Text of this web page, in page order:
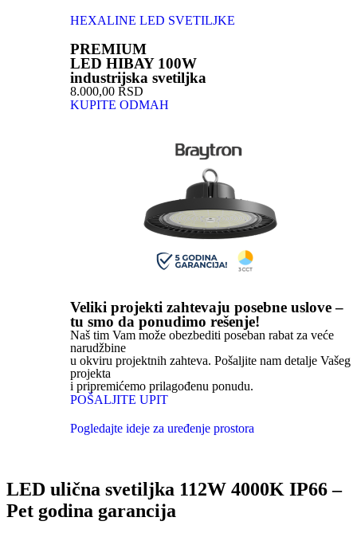
HEXALINE LED SVETILJKE
PREMIUM
LED HIBAY 100W
industrijska svetiljka
8.000,00 RSD
KUPITE ODMAH
Veliki projekti zahtevaju posebne uslove –
tu smo da ponudimo rešenje!
Naš tim Vam može obezbediti poseban rabat za veće
narudžbine
u okviru projektnih zahteva. Pošaljite nam detalje Vašeg
projekta
i pripremićemo prilagođenu ponudu.
POŠALJITE UPIT
Pogledajte ideje za uređenje prostora
LED ulična svetiljka 112W 4000K IP66 –
Pet godina garancija